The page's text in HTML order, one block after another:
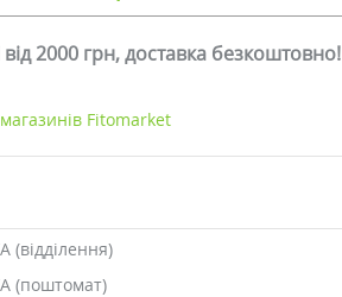
2000 грн, доставка безкоштовно!
Fitomarket
(поштомат)